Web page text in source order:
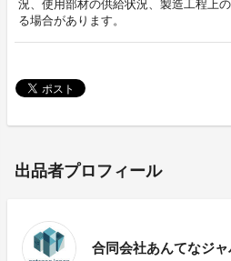
況、使用部材の供給状況、製造工程上
る場合があります。
出品者プロフィール
合同会社あんてなジ